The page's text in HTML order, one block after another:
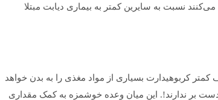
نسبت به سایرین کمتر به بیماری دیابت مبتلا
کربوهیدارت بسیاری از مواد مغذی را به بدن خواهد
بر ندارند!. این میان وعده خوشمزه به کمک مقداری